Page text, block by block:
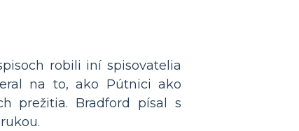
robili iní spisovatelia
na to, ako Pútnici ako
prežitia. Bradford písal s